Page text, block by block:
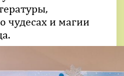
чудесах и магии